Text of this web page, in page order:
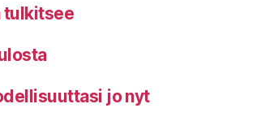
tulkitsee
jo nyt